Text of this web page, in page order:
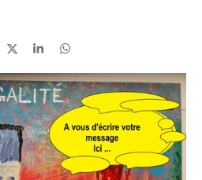
P
r
t
a
g
e
r
P
r
t
a
g
e
r
P
r
t
a
g
e
r